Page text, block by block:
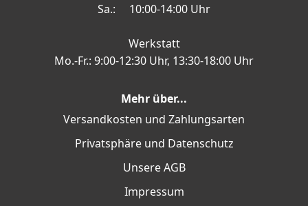
Sa.: 10:00-14:00 Uhr
Werkstatt
Mo.-Fr.: 9:00-12:30 Uhr, 13:30-18:00 Uhr
Mehr über...
Versandkosten und Zahlungsarten
Privatsphäre und Datenschutz
Unsere AGB
Impressum